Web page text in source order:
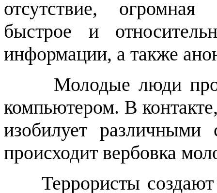
отсутствие,
быстрое и
информации, а также
Молодые люди
компьютером. В
изобилует
происходит вербовка
Террористы